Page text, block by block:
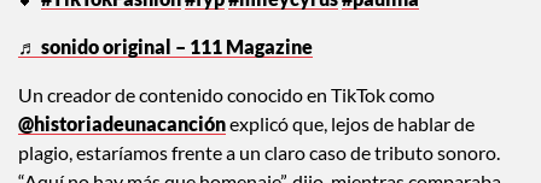
“END OF THE WORLD” que mágicamente suena que la
icónica canción “Mío” de @Paulina Rubio 🙂‍↕️ pero en realidad
💕#TikTokFashion#fyp #mileycyrus #paulina
♬ sonido original – 111 Magazine